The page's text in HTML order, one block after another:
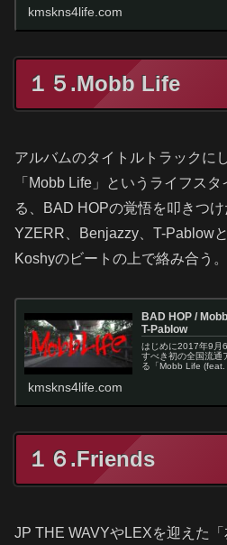
kmskns4life.com
１５.Mobb Life
アルバムのタイトルトラックに
「Mobb Life」というライフス
る、BAD HOPの覚悟を叩きつけ
YZERR、Benjazzy、T-Pablow
Koshyのビートの上で絡み合う。
BAD HOP /
T-Pablow
はじめに2017年9月
すべき初の全国流通
る「Mobb Life (feat.
kmskns4life.com
１６.Friends
JP THE WAVYやLEXを迎えた